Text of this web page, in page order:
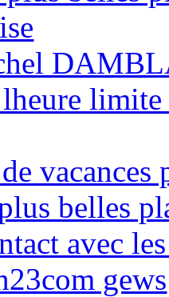
limite
vacances
belles
avec
gews